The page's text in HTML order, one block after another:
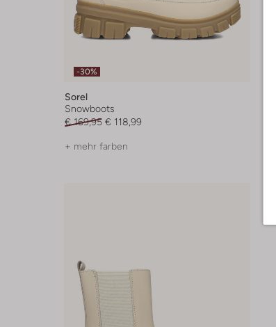
-30%
Sorel
Snowboots
€ 169,95 € 118,99
+ mehr farben